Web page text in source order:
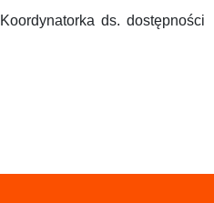
ds. dostępności